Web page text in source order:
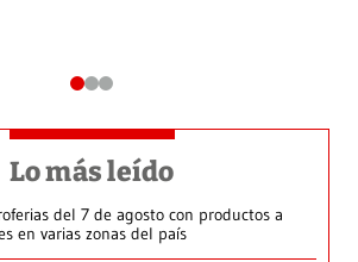
Lo más leído
del 7 de agosto con productos a
en varias zonas del país